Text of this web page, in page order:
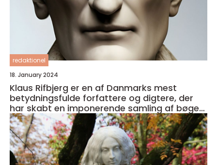
redaktionel
18. January 2024
Klaus Rifbjerg er en af Danmarks mest
betydningsfulde forfattere og digtere, der
har skabt en imponerende samling af bøger i
sin karriere